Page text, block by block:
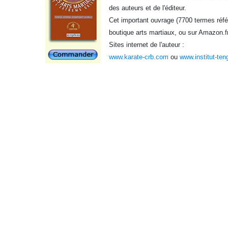
des auteurs et de l'éditeur.
Cet important ouvrage (7700 termes
boutique arts martiaux, ou sur
Sites internet de l'auteur :
www.karate-crb.com ou www.institut-